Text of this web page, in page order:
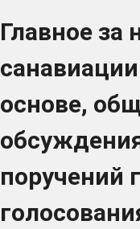
Главное за
основе,
поручений